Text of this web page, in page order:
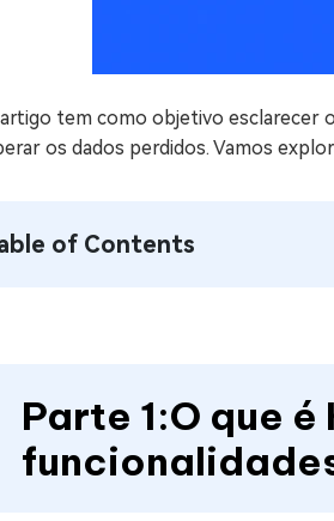
tem como objetivo esclarecer
os dados perdidos. Vamos
of Contents
Parte 1:O que